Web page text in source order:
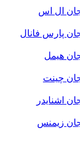
جان ال اس
پارس فانال
هیمل
چینت
اشنایدر
زیمنس